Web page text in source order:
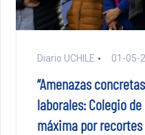
Diario UCHILE 01-05-
“Amenazas
laborales: Colegio
máxima por recortes